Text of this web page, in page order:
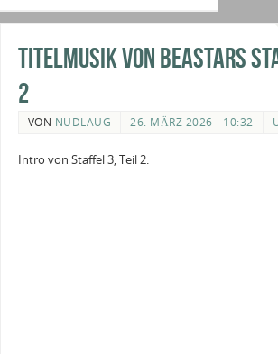
Titelmusik von Beastars
2
VON NUDLAUG 26. MÄRZ 2026 - 10:32
Intro von Staffel 3, Teil 2: